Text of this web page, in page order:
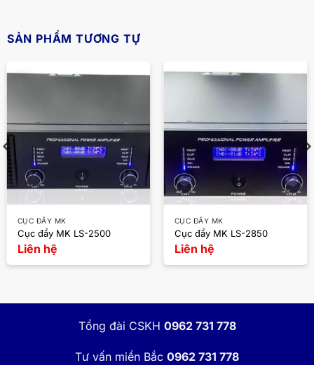
SẢN PHẨM TƯƠNG TỰ
CỤC ĐẨY MK
Cục đẩy MK LS-2500
Liên hệ
CỤC ĐẨY MK
Cục đẩy MK LS-2850
Liên hệ
Tổng đài CSKH 0962 731 778
Tư vấn miền Bắc 0962 731 778